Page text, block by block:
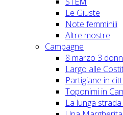
Le Giuste
Note femminili
Altre mostre
Campagne
8 marzo 3
Largo alle
Partigiane in
Toponimi in
La lunga strada